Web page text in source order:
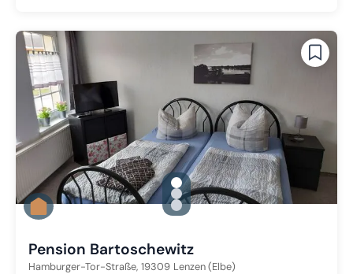
gallery.slide_selector
Zu Slide 1 wechseln
Zu Slide 2 wechseln
Zu Slide 3 wechseln
Pension Bartoschewitz
Hamburger-Tor-Straße, 19309 Lenzen (Elbe)